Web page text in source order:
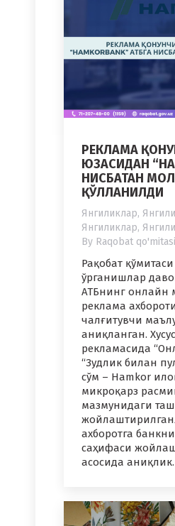
РЕКЛАМА
ЮЗАСИДАН
НИСБАТАН
ҚЎЛЛАНИЛДИ
Янгиликлар,
Янгиликлар,
By Raqobat qo'mitasi
Рақобат
ўрганишлар
АТБнинг онлайн
реклама
чалғитувчи
аниқланган.
рекламасида
“Зудлик билан
сўм – Hamkor
микроқарз
мазмунидаги
ахборотга
саҳифаси
асосида